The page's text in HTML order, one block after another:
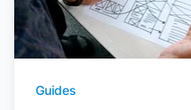
Guides